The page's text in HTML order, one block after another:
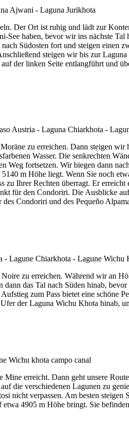
Der Ort ist ruhig und lädt zur
haben, bevor wir ins nächste
Südosten fort und steigen einen
steigen wir bis zur
der linken Seite entlangführt und
zu erreichen. Dann steigen
Wasser. Die senkrechten
fortsetzen. Wir biegen dann
m Höhe liegt. Wenn Sie noch
zu Ihrer Rechten überragt. Er
für den Condoriri. Die Ausblicke
Condoriri und des Pequeño
zu erreichen. Während wir an
dann das Tal nach Süden hinab,
zum Pass bietet eine schöne
der Laguna Wichu Khota hinab,
erreicht. Dann geht unsere
die verschiedenen Lagunen zu
nicht verpassen. Am besten
4905 m Höhe bringt. Sie